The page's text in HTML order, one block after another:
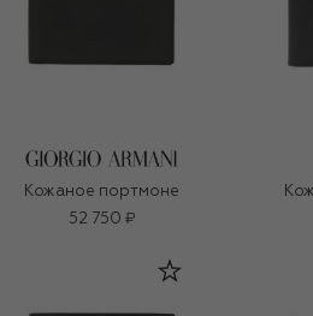
Кожаное портмоне
52 750 ₽